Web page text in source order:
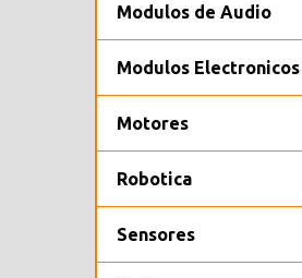
Modulos de Audio
Modulos Electronicos
Motores
Robotica
Sensores